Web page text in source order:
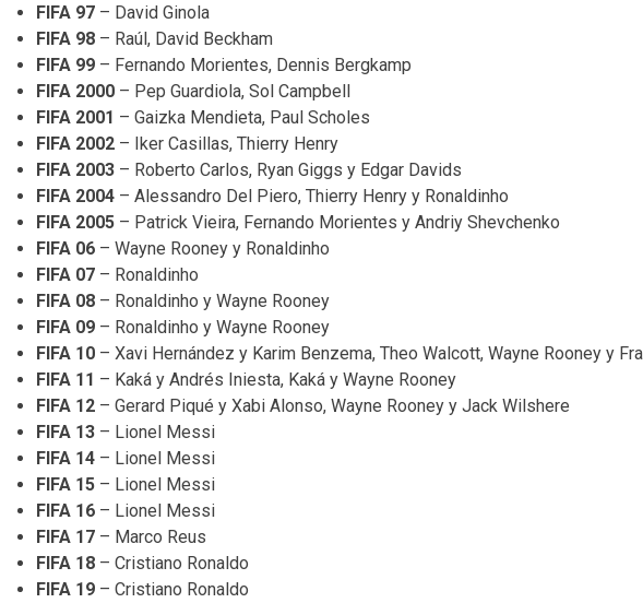
FIFA 97– David Ginola
FIFA 98– Raúl, David Beckham
FIFA 99– Fernando Morientes, Dennis Bergkamp
FIFA 2000– Pep Guardiola, Sol Campbell
FIFA 2001 – Gaizka Mendieta, Paul Scholes
FIFA 2002– Iker Casillas, Thierry Henry
FIFA 2003– Roberto Carlos, Ryan Giggs y Edgar Davids
FIFA 2004– Alessandro Del Piero, Thierry Henry y Ronaldinho
FIFA 2005– Patrick Vieira, Fernando Morientes y Andriy Shevchenko
FIFA 06– Wayne Rooney y Ronaldinho
FIFA 07– Ronaldinho
FIFA 08– Ronaldinho y Wayne Rooney
FIFA 09– Ronaldinho y Wayne Rooney
FIFA 10– Xavi Hernández y Karim Benzema, Theo Walcott, Wayne Rooney y
FIFA 11 – Kaká y Andrés Iniesta, Kaká y Wayne Rooney
FIFA 12– Gerard Piqué y Xabi Alonso, Wayne Rooney y Jack Wilshere
FIFA 13– Lionel Messi
FIFA 14– Lionel Messi
FIFA 15– Lionel Messi
FIFA 16– Lionel Messi
FIFA 17– Marco Reus
FIFA 18– Cristiano Ronaldo
FIFA 19– Cristiano Ronaldo